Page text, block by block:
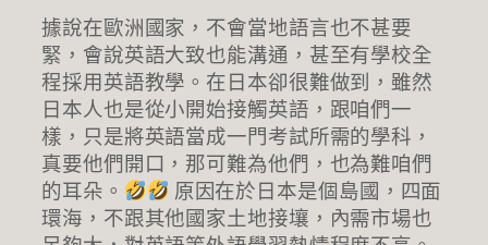
據說在歐洲國家，不會當地語言也不甚要
緊，會說英語大致也能溝通，甚至有學校全
程採用英語教學。在日本卻很難做到，雖然
日本人也是從小開始接觸英語，跟咱們一
樣，只是將英語當成一門考試所需的學科，
真要他們開口，那可難為他們，也為難咱們
的耳朵。
原因在於日本是個島國，四面
環海，不跟其他國家土地接壤，內需市場也